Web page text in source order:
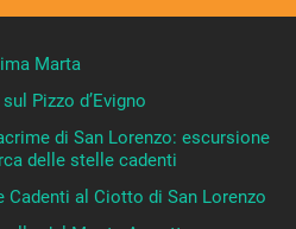
Marta
Pizzo d’Evigno
di San Lorenzo: escursione
delle stelle cadenti
Cadenti al Ciotto di San Lorenzo